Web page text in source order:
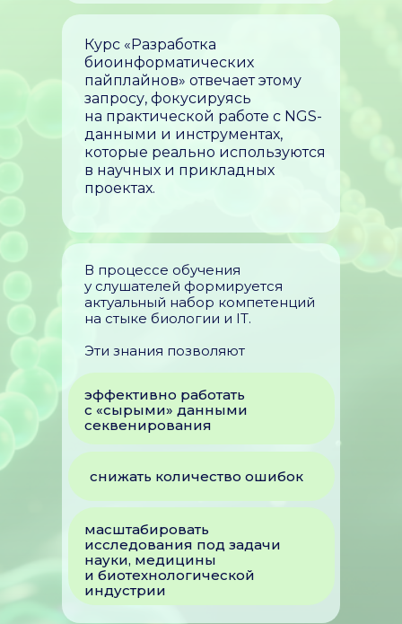
эффективно работать
с «сырыми» данными
секвенирования
масштабировать
исследования под задачи
науки, медицины
и биотехнологической
индустрии
снижать количество ошибок
Курс «Разработка
биоинформатических
пайплайнов» отвечает этому
запросу, фокусируясь
на практической работе с NGS-
данными и инструментах,
которые реально используются
в научных и прикладных
проектах.
В процессе обучения
у слушателей формируется
актуальный набор компетенций
на стыке биологии и IT.
Эти знания позволяют